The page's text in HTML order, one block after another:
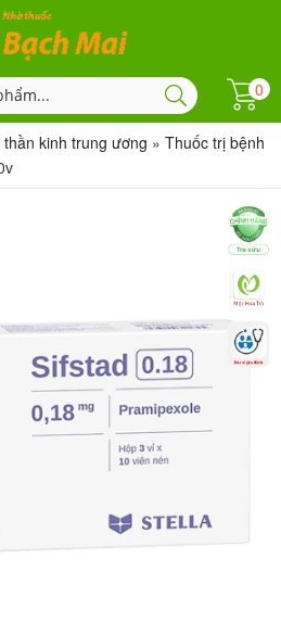
0
thần kinh trung ương » Thuốc trị bệnh